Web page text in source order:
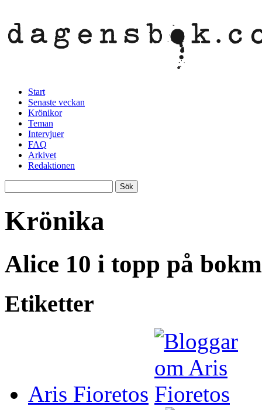
Start
Senaste veckan
Krönikor
Teman
Intervjuer
FAQ
Arkivet
Redaktionen
Krönika
Alice 10 i topp på
Etiketter
Aris Fioretos